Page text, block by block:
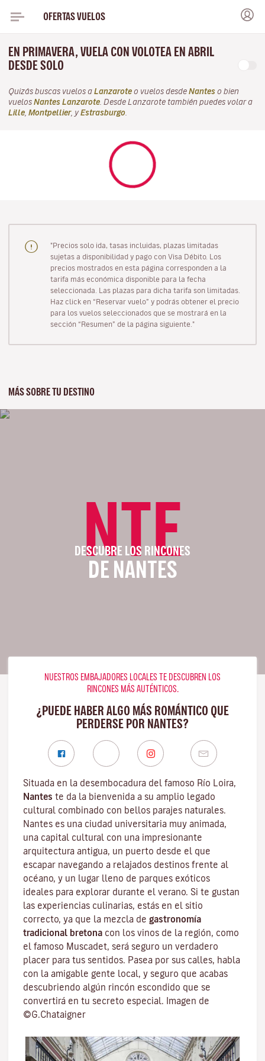
OFERTAS VUELOS
EN PRIMAVERA, VUELA CON VOLOTEA EN ABRIL
DESDE SOLO
Quizás buscas vuelos a Lanzarote o vuelos desde Nantes o bien
vuelos Nantes Lanzarote . Desde Lanzarote también puedes volar a
Lille Montpellier, y Estrasburgo
"Precios solo ida, tasas incluidas, plazas limitadas
sujetas a disponibilidad y pago con Visa Débito. Los
precios mostrados en esta página corresponden a la
tarifa más económica disponible para la fecha
seleccionada. Las plazas para dicha tarifa son limitadas.
Haz click en “Reservar vuelo” y podrás obtener el precio
para los vuelos seleccionados que se mostrará en la
sección “Resumen” de la página siguiente."
MÁS SOBRE TU DESTINO
NTE
DESCUBRE LOS RINCONES
DE NANTES
NUESTROS EMBAJADORES LOCALES TE DESCUBREN LOS
RINCONES MÁS AUTÉNTICOS.
¿PUEDE HABER ALGO MÁS ROMÁNTICO QUE
PERDERSE POR NANTES?
Situada en la desembocadura del famoso Río Loira,
Nantes te da la bienvenida a su amplio legado
cultural combinado con bellos parajes naturales.
Nantes es una ciudad universitaria muy animada,
una capital cultural con una impresionante
arquitectura antigua, un puerto desde el que
escapar navegando a relajados destinos frente al
océano, y un lugar lleno de parques exóticos
ideales para explorar durante el verano. Si te gustan
las experiencias culinarias, estás en el sitio
correcto, ya que la mezcla de gastronomía
tradicional bretona con los vinos de la región, como
el famoso Muscadet, será seguro un verdadero
placer para tus sentidos. Pasea por sus calles, habla
con la amigable gente local, y seguro que acabas
descubriendo algún rincón escondido que se
convertirá en tu secreto especial. Imagen de
©G.Chataigner